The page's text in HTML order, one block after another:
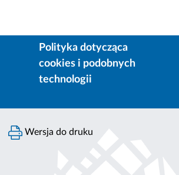
Polityka dotycząca
cookies i podobnych
technologii
Wersja do druku